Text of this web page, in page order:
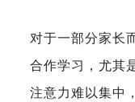
对于一部分家长
合作学习，尤其
注意力难以集中